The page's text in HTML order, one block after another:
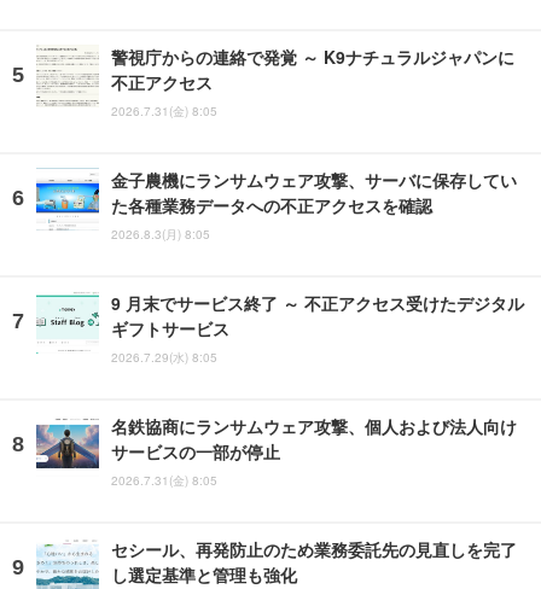
警視庁からの連絡で発覚 ～ K9ナチュラルジャパンに
不正アクセス
2026.7.31(金) 8:05
金子農機にランサムウェア攻撃、サーバに保存してい
た各種業務データへの不正アクセスを確認
2026.8.3(月) 8:05
9 月末でサービス終了 ～ 不正アクセス受けたデジタル
ギフトサービス
2026.7.29(水) 8:05
名鉄協商にランサムウェア攻撃、個人および法人向け
サービスの一部が停止
2026.7.31(金) 8:05
セシール、再発防止のため業務委託先の見直しを完了
し選定基準と管理も強化